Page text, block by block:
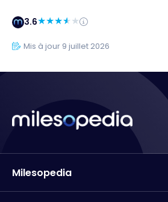
3.6
Mis à jour 9 juillet 2026
Milesopedia